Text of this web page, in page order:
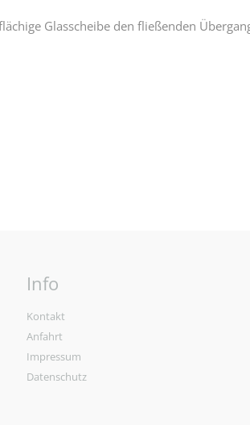
Glasscheibe den fließenden
Info
Kontakt
Anfahrt
Impressum
Datenschutz